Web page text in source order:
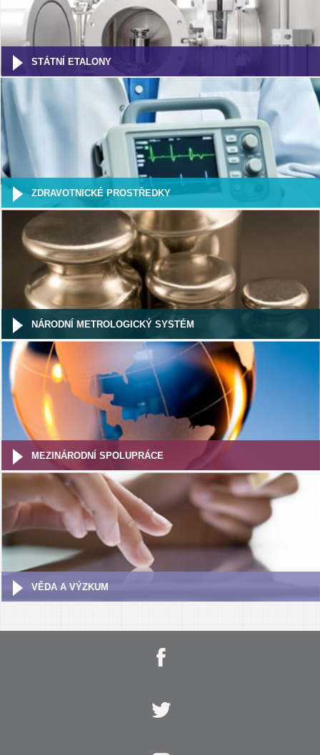
STÁTNÍ ETALONY
ZDRAVOTNICKÉ PROSTŘEDKY
NÁRODNÍ METROLOGICKÝ SYSTÉM
MEZINÁRODNÍ SPOLUPRÁCE
VĚDA A VÝZKUM